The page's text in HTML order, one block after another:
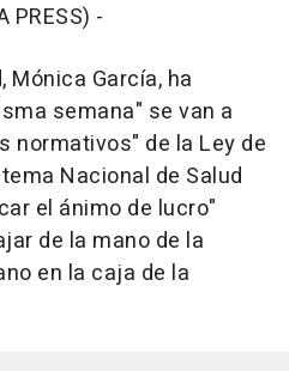
PRESS) -
Mónica García, ha
semana" se van a
normativos" de la Ley de
Nacional de Salud
el ánimo de lucro"
de la mano de la
en la caja de la